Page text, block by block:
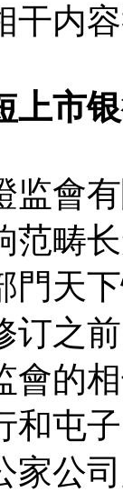
干内
上市
监會
范畴
門天
订之
會的
和屯
家公